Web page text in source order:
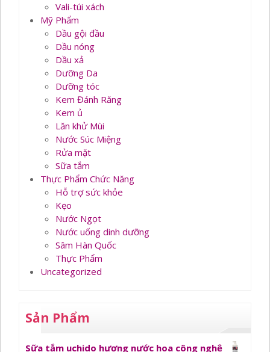
Vali-túi xách
Mỹ Phẩm
Dầu gội đầu
Dầu nóng
Dầu xả
Dưỡng Da
Dưỡng tóc
Kem Đánh Răng
Kem ủ
Lăn khử Mùi
Nước Súc Miệng
Rửa mặt
Sữa tắm
Thực Phẩm Chức Năng
Hỗ trợ sức khỏe
Kẹo
Nước Ngọt
Nước uống dinh dưỡng
Sâm Hàn Quốc
Thực Phẩm
Uncategorized
Sản Phẩm
Sữa tắm uchido hương nước hoa công nghệ